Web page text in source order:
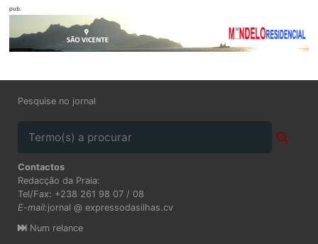
pub.
Pesquise no jornal
Contactos
Redacção da Praia:
Tel/Fax: +238 261 98 07 / 08
E-mail:jornal @ expressodasilhas.cv
Num relance